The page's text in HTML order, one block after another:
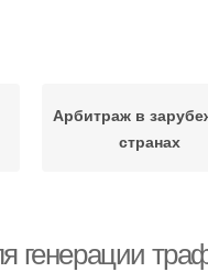
Арбитраж в
странах
генерации